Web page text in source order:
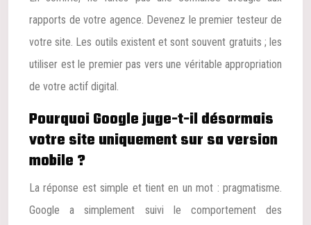
rapports de votre agence. Devenez le premier testeur de
votre site. Les outils existent et sont souvent gratuits ; les
utiliser est le premier pas vers une véritable appropriation
de votre actif digital.
Pourquoi Google juge-t-il désormais
votre site uniquement sur sa version
mobile ?
La réponse est simple et tient en un mot : pragmatisme.
Google a simplement suivi le comportement des